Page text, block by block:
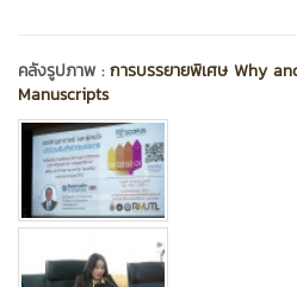
คลังรูปภาพ :การบรรยายพิเศษ Why
Manuscripts